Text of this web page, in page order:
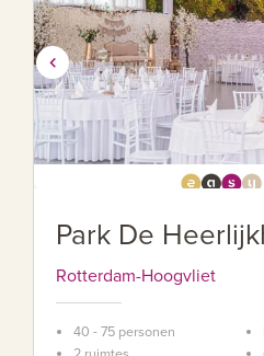
Park De
Rotterdam-Hoogvliet
40 - 75 personen